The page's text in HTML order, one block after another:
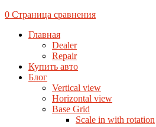
0 Страница сравнения
Главная
Dealer
Repair
Купить авто
Блог
Vertical view
Horizontal view
Base Grid
Scale in with rotation